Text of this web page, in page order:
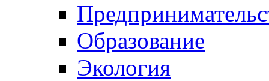
Образование
Экология